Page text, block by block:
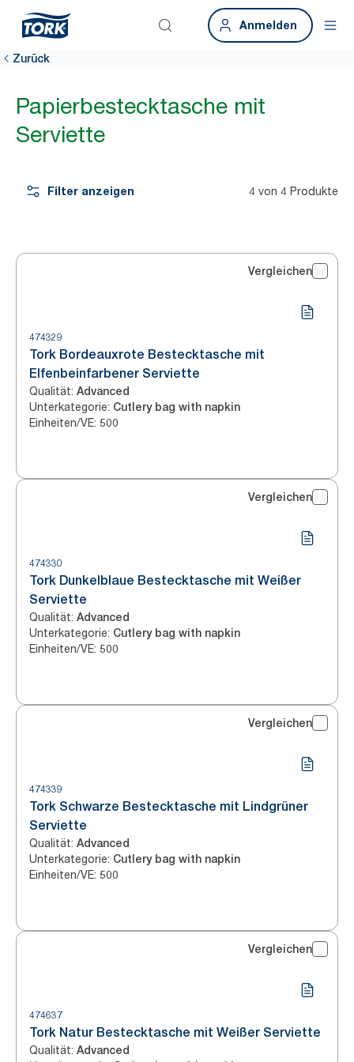
Anmelden
Zurück
Papierbestecktasche mit
Serviette
Filter anzeigen 4 von 4 Produkte
Vergleichen
474329
Tork Bordeauxrote Bestecktasche mit
Elfenbeinfarbener Serviette
Qualität: Advanced
Unterkategorie: Cutlery bag with napkin
Einheiten/VE: 500
Vergleichen
474330
Tork Dunkelblaue Bestecktasche mit Weißer
Serviette
Qualität: Advanced
Unterkategorie: Cutlery bag with napkin
Einheiten/VE: 500
Vergleichen
474339
Tork Schwarze Bestecktasche mit Lindgrüner
Serviette
Qualität: Advanced
Unterkategorie: Cutlery bag with napkin
Einheiten/VE: 500
Vergleichen
474637
Tork Natur Bestecktasche mit Weißer Serviette
Qualität: Advanced